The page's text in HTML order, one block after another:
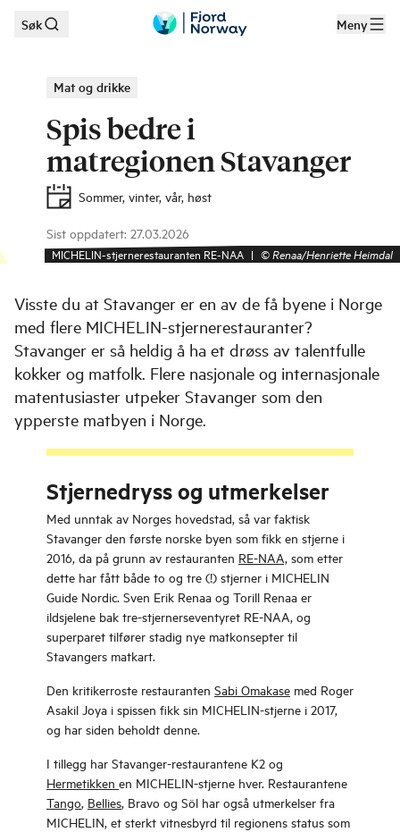
Hopp til hovedinnhold
Søk Meny
Mat og drikke
Spis bedre i
matregionen Stavanger
Sommer, vinter, vår, høst
Sist oppdatert: 27.03.2026
MICHELIN-stjernerestauranten RE-NAA | ©Renaa/Henriette Heimdal
Visste du at Stavanger er en av de få byene i Norge
med flere MICHELIN-stjernerestauranter?
Stavanger er så heldig å ha et drøss av talentfulle
kokker og matfolk. Flere nasjonale og internasjonale
matentusiaster utpeker Stavanger som den
ypperste matbyen i Norge.
Stjernedryss og utmerkelser
Med unntak av Norges hovedstad, så var faktisk
Stavanger den første norske byen som fikk en stjerne i
2016, da på grunn av restauranten RE-NAA, som etter
dette har fått både to og tre (!) stjerner i MICHELIN
Guide Nordic. Sven Erik Renaa og Torill Renaa er
ildsjelene bak tre-stjernerseventyret RE-NAA, og
superparet tilfører stadig nye matkonsepter til
Stavangers matkart.
Den kritikerroste restauranten Sabi Omakase med Roger
Asakil Joya i spissen fikk sin MICHELIN-stjerne i 2017,
og har siden beholdt denne.
I tillegg har Stavanger-restaurantene K2 og
Hermetikken en MICHELIN-stjerne hver. Restaurantene
Tango, Bellies, Bravo og Söl har også utmerkelser fra
MICHELIN, et sterkt vitnesbyrd til regionens status som